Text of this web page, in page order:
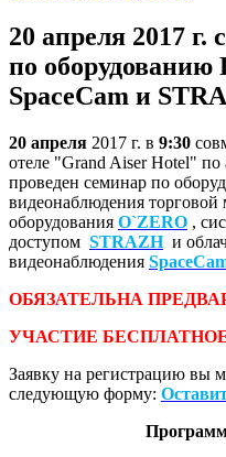
20 апреля 2017
по оборудованию
SpaceCam и
20 апреля 2017 г. в 9:30
отеле "Grand Aiser Hotel" по
проведен семинар по
видеонаблюдения
оборудования O`ZERO ,
доступом STRAZHи
видеонаблюдения
ОБЯЗАТЕЛЬНА
УЧАСТИЕ
Заявку на регистрацию вы
следующую форму: